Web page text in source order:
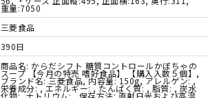
重量:7050
三菱食品
390日
商品名: からだシフト 糖質コントロールかぼちゃの
スープ 【今月の特売 嗜好食品】 【購入入数５個】,
ブランド名: 三菱食品, 内容量: 150g, アレルゲン: ,
栄養成分: , エネルギー: , たんぱく質: , 脂質: , 炭水
化物:, ナトリウム: , 保存方法: 直射日光および高温